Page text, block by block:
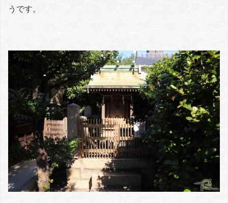
うです。